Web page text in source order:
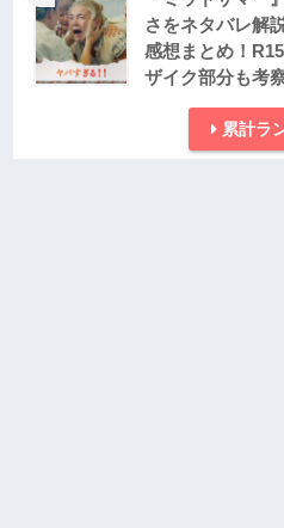
さをネタバレ解
感想まとめ！
ザイク部分も考
累計ラ